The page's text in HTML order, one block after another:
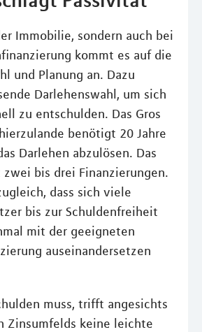
Immobilie, sondern auch bei
kommt es auf die
und Planung an. Dazu
Darlehenswahl, um sich
zu entschulden. Das Gros
benötigt 20 Jahre
Darlehen abzulösen. Das
bis drei Finanzierungen.
dass sich viele
bis zur Schuldenfreiheit
mit der geeigneten
auseinandersetzen
muss, trifft angesichts
Zinsumfelds keine leichte